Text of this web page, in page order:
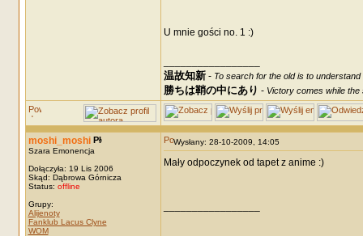
U mnie gości no. 1 :)
温故知新- To search for the old is to understand
勝ちは鞘の中にあり - Victory comes while
moshi_moshi
Szara Emonencja
Dołączyła: 19 Lis 2006
Skąd: Dąbrowa Górnicza
Status: offline
Grupy:
Alijenoty
Fanklub Lacus Clyne
WOM
Wysłany: 28-10-2009, 14:05
Mały odpoczynek od tapet z anime :)